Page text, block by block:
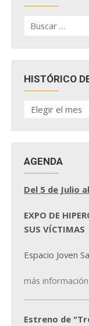
por:
HISTÓRICO
HISTÓRICO
DE
AGENDA
Del 5 de Julio
EXPO DE
SUS VÍCTIMAS
Espacio Joven
más información
Estreno de